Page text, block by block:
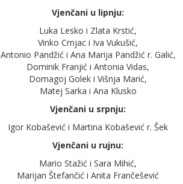
Vjenčani u lipnju:
Luka Lesko i Zlata Krstić,
Vinko Crnjac i Iva Vukušić,
Antonio Pandžić i Ana Marija Pandžić r. Galić,
Dominik Franjić i Antonia Vidas,
Domagoj Golek i Višnja Marić,
Matej Sarka i Ana Klusko
Vjenčani u srpnju:
Igor Kobašević i Martina Kobašević r. Šek
Vjenčani u rujnu:
Mario Stažić i Sara Mihić,
Marijan Štefančić i Anita Frančešević